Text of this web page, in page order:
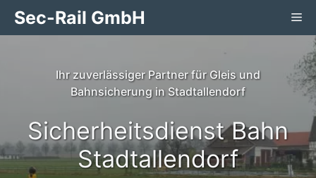
Zum
InhaltSec-Rail GmbH
Ihr zuverlässiger Partner für Gleis und
Bahnsicherung in Stadtallendorf
Sicherheitsdienst Bahn
Stadtallendorf